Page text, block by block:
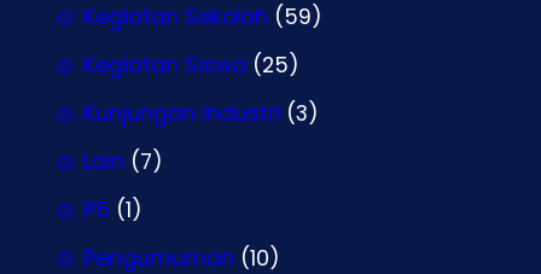
Kegiatan Sekolah (59)
Kegiatan Siswa (25)
Kunjungan Industri (3)
Lain (7)
P5 (1)
Pengumuman (10)